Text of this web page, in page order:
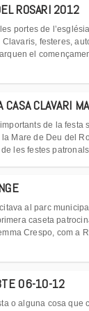
ROSARI 2012
portes de
festeres,
el
CASA CLAVARI
de la festa
Mare de Deu del
de les festes
al parc
caseta
Crespo, com a
06-10-12
o alguna cosa que